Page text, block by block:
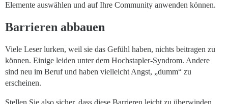
Elemente auswählen und auf Ihre Community anwenden können.
Barrieren abbauen
Viele Leser lurken, weil sie das Gefühl haben, nichts beitragen zu
können. Einige leiden unter dem Hochstapler-Syndrom. Andere
sind neu im Beruf und haben vielleicht Angst, „dumm“ zu
erscheinen.